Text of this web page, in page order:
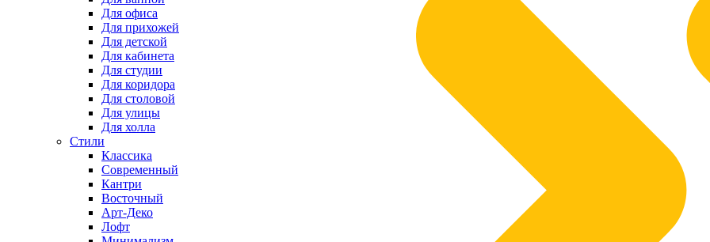
Для офиса
Для прихожей
Для детской
Для кабинета
Для студии
Для коридора
Для столовой
Для улицы
Для холла
Стили
Классика
Современный
Кантри
Восточный
Арт-Деко
Лофт